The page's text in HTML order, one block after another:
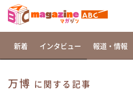
新着 インタビュー 報道・情報
万博 に関する記事